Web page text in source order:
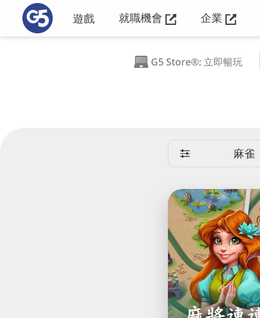
遊戲 就職機會 企業
G5 Store®: 立即暢玩
麻雀
麻
將
連
連
看
-
上
海
之
旅